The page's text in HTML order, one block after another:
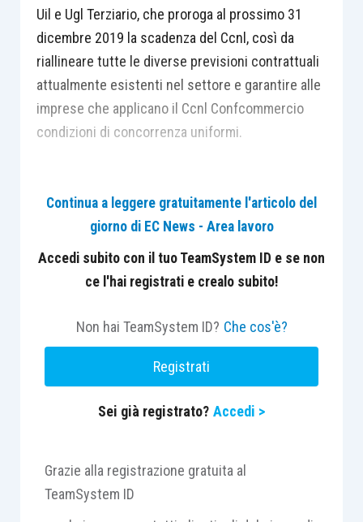
Uil e Ugl Terziario, che proroga al prossimo 31
dicembre 2019 la scadenza del Ccnl, così da
riallineare tutte le diverse previsioni contrattuali
attualmente esistenti nel settore e garantire alle
imprese che applicano il Ccnl Confcommercio
condizioni di concorrenza uniformi.
Centro Studi Lavoro e Previdenza – Euroconference
ti consiglia:
Continua a leggere gratuitamente l'articolo del
giorno di EC News - Area lavoro
Accedi subito con il tuo TeamSystem ID e se non
ce l'hai registrati e crealo subito!
Non hai TeamSystem ID? Che cos'è?
Registrati
Sei già registrato? Accedi >
Grazie alla registrazione gratuita al
TeamSystem ID